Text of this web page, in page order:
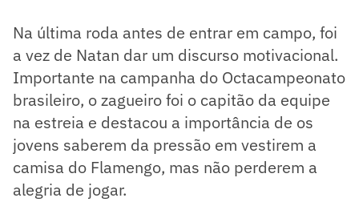
Na última roda antes de entrar em campo, foi
a vez de Natan dar um discurso motivacional.
Importante na campanha do Octacampeonato
brasileiro, o zagueiro foi o capitão da equipe
na estreia e destacou a importância de os
jovens saberem da pressão em vestirem a
camisa do Flamengo, mas não perderem a
alegria de jogar.